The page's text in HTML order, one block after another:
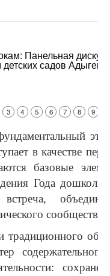
Панельная
садов Адыгеи
3 4 5 6 7 8 9
в качестве
базовые
Года
сообщества.